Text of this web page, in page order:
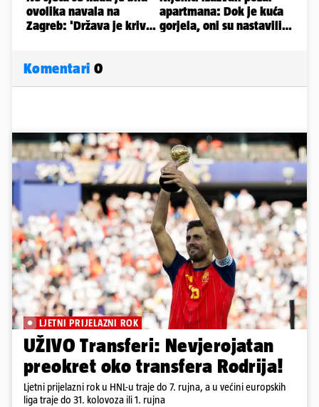
Komentari 0
LJETNI PRIJELAZNI ROK
UŽIVO Transferi: Nevjerojatan
preokret oko transfera Rodrija!
Ljetni prijelazni rok u HNL-u traje do 7. rujna, a u većini europskih
liga traje do 31. kolovoza ili 1. rujna